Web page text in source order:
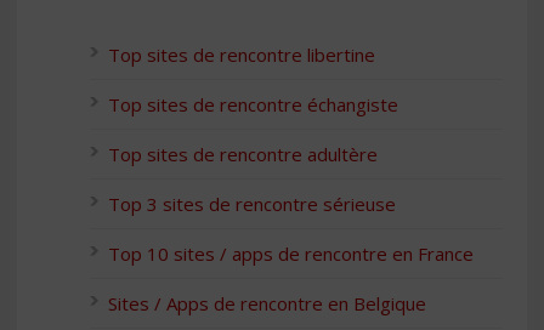
Top sites de rencontre libertine
Top sites de rencontre échangiste
Top sites de rencontre adultère
Top 3 sites de rencontre sérieuse
Top 10 sites / apps de rencontre en France
Sites / Apps de rencontre en Belgique